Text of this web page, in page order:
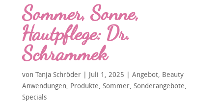
Sommer, Sonne,
Hautpflege: Dr.
Schrammek
von Tanja Schröder| Juli 1, 2025 | Angebot, Beauty
Anwendungen, Produkte, Sommer, Sonderangebote,
Specials